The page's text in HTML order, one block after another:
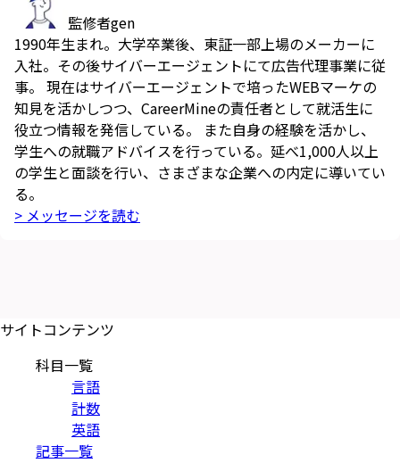
監修者gen
1990年生まれ。大学卒業後、東証一部上場のメーカーに
入社。その後サイバーエージェントにて広告代理事業に従
事。 現在はサイバーエージェントで培ったWEBマーケの
知見を活かしつつ、CareerMineの責任者として就活生に
役立つ情報を発信している。 また自身の経験を活かし、
学生への就職アドバイスを行っている。延べ1,000人以上
の学生と面談を行い、さまざまな企業への内定に導いてい
る。
> メッセージを読む
サイトコンテンツ
科目一覧
言語
計数
英語
記事一覧